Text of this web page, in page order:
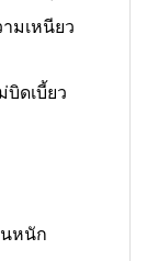
มเหนียว
ดเบี้ยว
นหนัก